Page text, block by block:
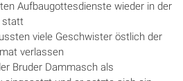
Aufbaugottesdienste wieder in der
statt
viele Geschwister östlich der
verlassen
Bruder Dammasch als